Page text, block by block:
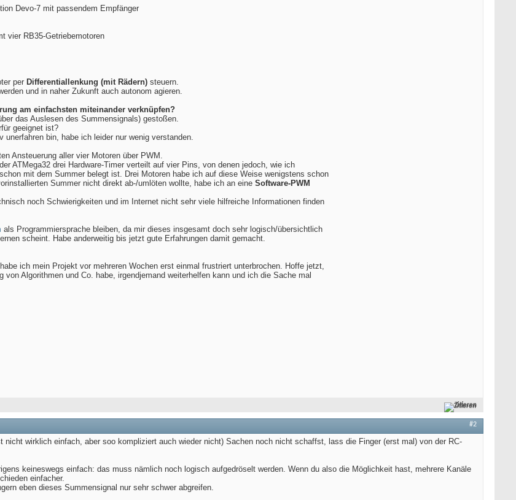
Devo-7 mit passendem Empfänger
vier RB35-Getriebemotoren
per Differentiallenkung (mit Rädern) steuern.
und in naher Zukunft auch autonom agieren.
am einfachsten miteinander verknüpfen?
das Auslesen des Summensignals) gestoßen.
geeignet ist?
unerfahren bin, habe ich leider nur wenig verstanden.
Ansteuerung aller vier Motoren über PWM.
ATMega32 drei Hardware-Timer verteilt auf vier Pins, von denen jedoch, wie ich
mit dem Summer belegt ist. Drei Motoren habe ich auf diese Weise wenigstens schon
Summer nicht direkt ab-/umlöten wollte, habe ich an eine Software-PWM
noch Schwierigkeiten und im Internet nicht sehr viele hilfreiche Informationen finden
als Programmiersprache bleiben, da mir dieses insgesamt doch sehr logisch/übersichtlich
scheint. Habe anderweitig bis jetzt gute Erfahrungen damit gemacht.
ich mein Projekt vor mehreren Wochen erst einmal frustriert unterbrochen. Hoffe jetzt,
Algorithmen und Co. habe, irgendjemand weiterhelfen kann und ich die Sache mal
Zitieren
#2
nicht wirklich einfach, aber soo kompliziert auch wieder nicht) Sachen noch nicht schaffst, lass die Finger (erst mal) von der RC-
keineswegs einfach: das muss nämlich noch logisch aufgedröselt werden. Wenn du also die Möglichkeit hast, mehrere Kanäle
einfacher.
eben dieses Summensignal nur sehr schwer abgreifen.